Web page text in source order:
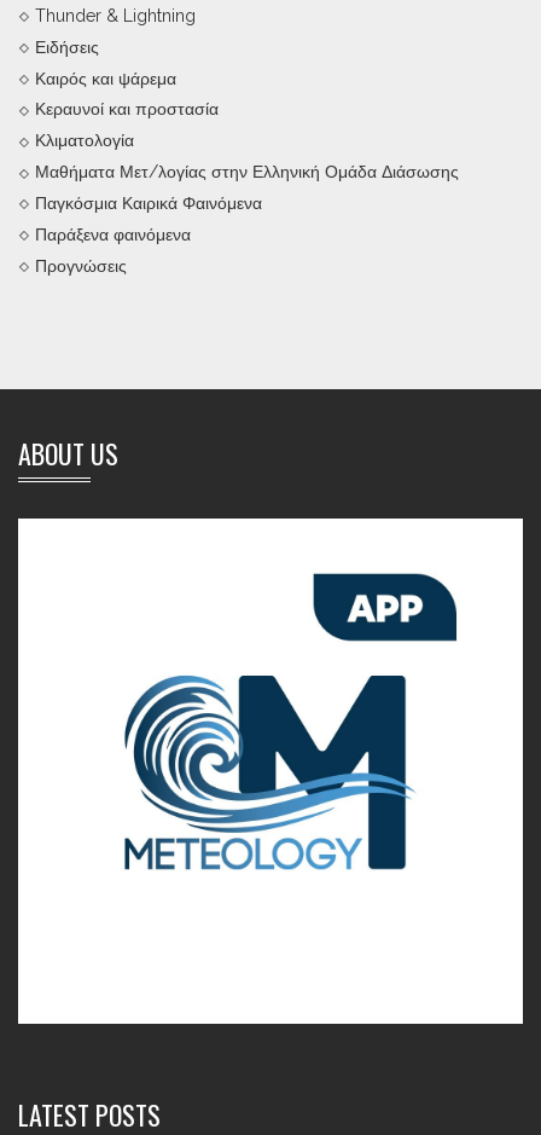
Thunder & Lightning
Ειδήσεις
Καιρός και ψάρεμα
Κεραυνοί και προστασία
Κλιματολογία
Μαθήματα Μετ/λογίας στην Ελληνική Ομάδα Διάσωσης
Παγκόσμια Καιρικά Φαινόμενα
Παράξενα φαινόμενα
Προγνώσεις
ABOUT US
LATEST POSTS